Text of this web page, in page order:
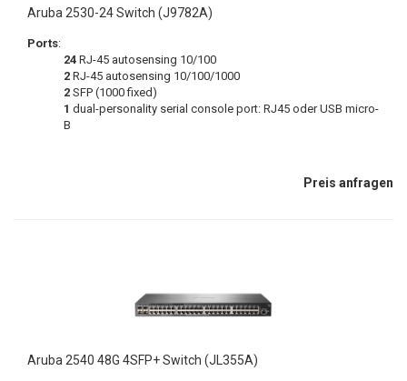
Aruba 2530-24 Switch (J9782A)
Ports:
24 RJ-45 autosensing 10/100
2 RJ-45 autosensing 10/100/1000
2 SFP (1000 fixed)
1 dual-personality serial console port: RJ45 oder USB micro-
B
Preis anfragen
Aruba 2540 48G 4SFP+ Switch (JL355A)